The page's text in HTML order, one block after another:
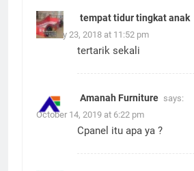
tempat tidur tingkat anak
January 23, 2018 at 11:52 pm
tertarik sekali
Amanah Furniture says:
October 14, 2019 at 6:22 pm
Cpanel itu apa ya ?